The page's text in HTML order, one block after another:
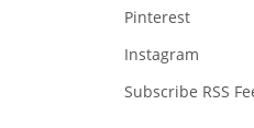
Pinterest
Instagram
Subscribe RSS